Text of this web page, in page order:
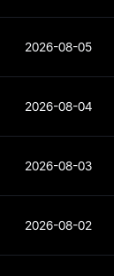
2026-08-05
2026-08-04
2026-08-03
2026-08-02